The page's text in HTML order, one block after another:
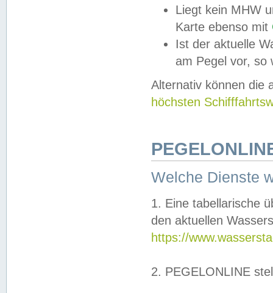
Liegt kein MHW
Karte ebenso mit
Ist der aktuelle
am Pegel vor,
Alternativ können die
höchsten
Welche Dienste
1. Eine tabellarische
den aktuellen
https://
2. PEGELONLINE